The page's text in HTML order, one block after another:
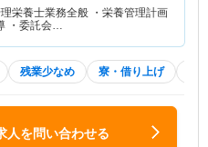
理栄養士業務全般 ・栄養管理計画
・委託会…
残業少なめ 寮・借り上げ
人を問い合わせる